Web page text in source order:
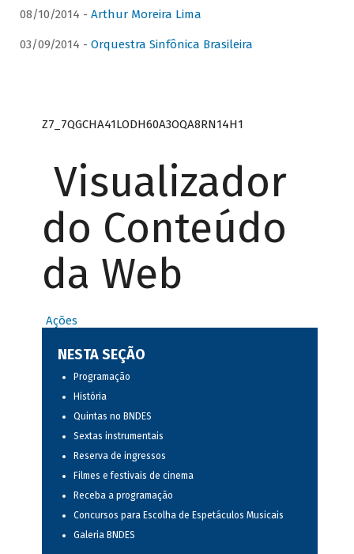
08/10/2014 - Arthur Moreira Lima
03/09/2014 - Orquestra Sinfônica Brasileira
Z7_7QGCHA41LODH60A3OQA8RN14H1
Visualizador
do Conteúdo
da Web
Ações
NESTA SEÇÃO
Programação
História
Quintas no BNDES
Sextas instrumentais
Reserva de ingressos
Filmes e festivais de cinema
Receba a programação
Concursos para Escolha de Espetáculos Musicais
Galeria BNDES